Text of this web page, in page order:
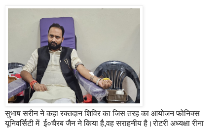
सुभाष सरीन ने कहा रक्तदान शिविर का जिस तरह का आयोजन फोनिक्स
यूनिवर्सिटी में ई०चैरब जैन ने किया है,वह सराहनीय है।रोटरी अध्यक्षा रीना